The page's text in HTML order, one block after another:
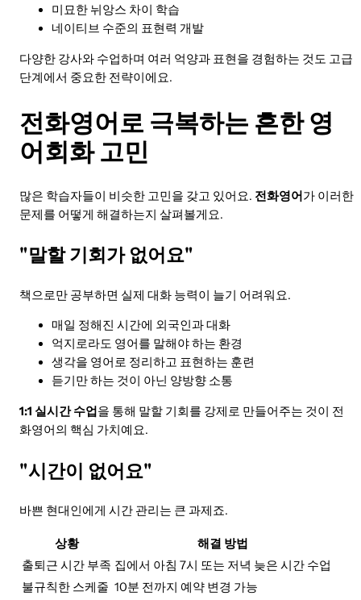
미묘한 뉘앙스 차이 학습
네이티브 수준의 표현력 개발
다양한 강사와 수업하며 여러 억양과 표현을 경험하는 것도 고급
단계에서 중요한 전략이에요.
전화영어로 극복하는 흔한 영
어회화 고민
많은 학습자들이 비슷한 고민을 갖고 있어요. 전화영어가 이러한
문제를 어떻게 해결하는지 살펴볼게요.
"말할 기회가 없어요"
책으로만 공부하면 실제 대화 능력이 늘기 어려워요.
매일 정해진 시간에 외국인과 대화
억지로라도 영어를 말해야 하는 환경
생각을 영어로 정리하고 표현하는 훈련
듣기만 하는 것이 아닌 양방향 소통
1:1 실시간 수업을 통해 말할 기회를 강제로 만들어주는 것이 전
화영어의 핵심 가치예요.
"시간이 없어요"
바쁜 현대인에게 시간 관리는 큰 과제죠.
상황
해결 방법
출퇴근 시간 부족 집에서 아침 7시 또는 저녁 늦은 시간 수업
불규칙한 스케줄 10분 전까지 예약 변경 가능